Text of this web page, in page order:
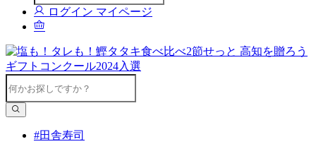
ログイン マイページ
#田舎寿司